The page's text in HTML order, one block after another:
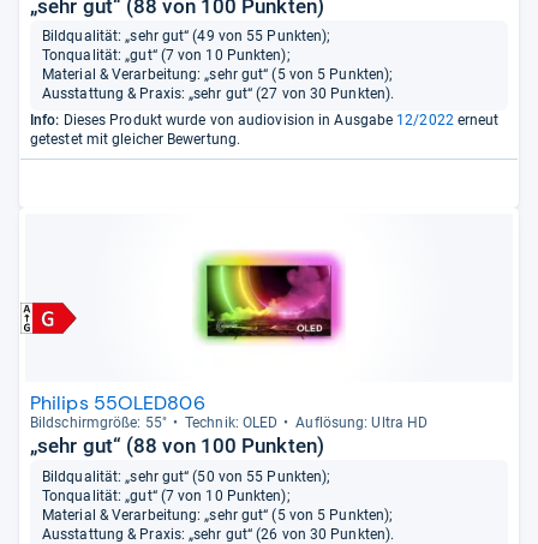
„sehr gut“ (88 von 100 Punkten)
Bildqualität: „sehr gut“ (49 von 55 Punkten);
Tonqualität: „gut“ (7 von 10 Punkten);
Material & Verarbeitung: „sehr gut“ (5 von 5 Punkten);
Ausstattung & Praxis: „sehr gut“ (27 von 30 Punkten).
Info: Dieses Produkt wurde von audiovision in Ausgabe 12/2022erneut
getestet mit gleicher Bewertung.
Philips 55OLED806
Bild­schirm­größe: 55" Tech­nik: OLED Auf­lö­sung: Ultra HD
„sehr gut“ (88 von 100 Punkten)
Bildqualität: „sehr gut“ (50 von 55 Punkten);
Tonqualität: „gut“ (7 von 10 Punkten);
Material & Verarbeitung: „sehr gut“ (5 von 5 Punkten);
Ausstattung & Praxis: „sehr gut“ (26 von 30 Punkten).